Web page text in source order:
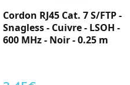
Cordon RJ45 Cat. 7 S/FTP -
Snagless - Cuivre - LSOH -
600 MHz - Noir - 0.25 m